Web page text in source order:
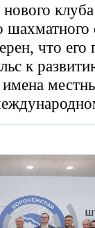
что его
к